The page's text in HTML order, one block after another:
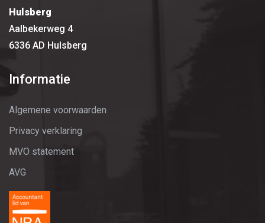
Hulsberg
Aalbekerweg 4
6336 AD Hulsberg
Informatie
Algemene voorwaarden
Privacy verklaring
MVO statement
AVG